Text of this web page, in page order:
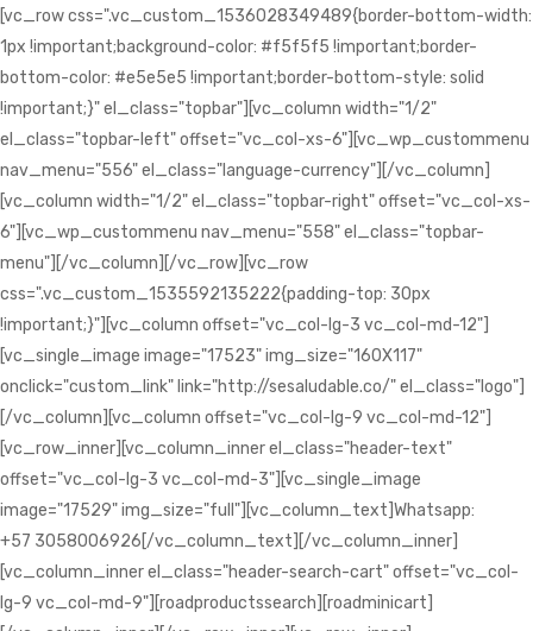
[vc_row css=".vc_custom_1536028349489{border-bottom-width:
1px !important;background-color: #f5f5f5 !important;border-
bottom-color: #e5e5e5 !important;border-bottom-style: solid
!important;}" el_class="topbar"][vc_column width="1/2"
el_class="topbar-left" offset="vc_col-xs-6"][vc_wp_custommenu
nav_menu="556" el_class="language-currency"][/vc_column]
[vc_column width="1/2" el_class="topbar-right" offset="vc_col-xs-
6"][vc_wp_custommenu nav_menu="558" el_class="topbar-
menu"][/vc_column][/vc_row][vc_row
css=".vc_custom_1535592135222{padding-top: 30px
!important;}"][vc_column offset="vc_col-lg-3 vc_col-md-12"]
[vc_single_image image="17523" img_size="160X117"
onclick="custom_link" link="http://sesaludable.co/" el_class="logo"]
[/vc_column][vc_column offset="vc_col-lg-9 vc_col-md-12"]
[vc_row_inner][vc_column_inner el_class="header-text"
offset="vc_col-lg-3 vc_col-md-3"][vc_single_image
image="17529" img_size="full"][vc_column_text]Whatsapp:
+57 3058006926[/vc_column_text][/vc_column_inner]
[vc_column_inner el_class="header-search-cart" offset="vc_col-
lg-9 vc_col-md-9"][roadproductssearch][roadminicart]